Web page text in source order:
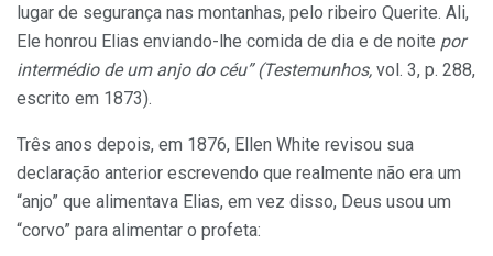
lugar de segurança nas montanhas, pelo ribeiro Querite. Ali,
Ele honrou Elias enviando-lhe comida de dia e de noite por
intermédio de um anjo do céu” (Testemunhos, vol. 3, p. 288,
escrito em 1873).
Três anos depois, em 1876, Ellen White revisou sua
declaração anterior escrevendo que realmente não era um
“anjo” que alimentava Elias, em vez disso, Deus usou um
“corvo” para alimentar o profeta: